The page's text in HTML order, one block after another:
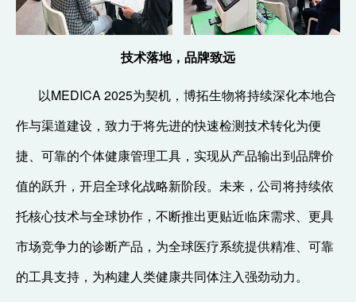
技术落地，品牌致远
以MEDICA 2025为契机，博拓生物将持续深化本地合
作与渠道建设，致力于将先进的快速检测技术转化为便
捷、可靠的个体健康管理工具，实现从产品输出到品牌价
值的跃升，开启全球化战略新阶段。未来，公司将持续依
托核心技术与全球协作，不断推出更贴近临床需求、更具
市场竞争力的诊断产品，为全球医疗系统提供精准、可靠
的工具支持，为构建人类健康共同体注入强劲动力。